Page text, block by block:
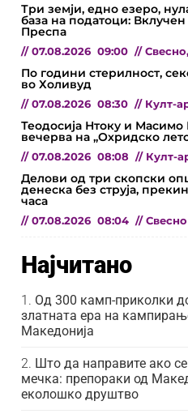
Три земји, едно езеро,
база на податоци:
Преспа
// 07.08.2026 09:00 // Свесно,
По години стерилност,
во Холивуд
// 07.08.2026 08:30 // Култ-
Теодосија Нтоку и
вечерва на „Охридско
// 07.08.2026 08:08 // Култ-
Делови од три скопски
денеска без струја,
часа
// 07.08.2026 08:04 // Свесно
Најчитано
Од 300 камп-приколки
златната ера на
Македонија
Што да направите ако се
мечка: препораки од
еколошко друштво